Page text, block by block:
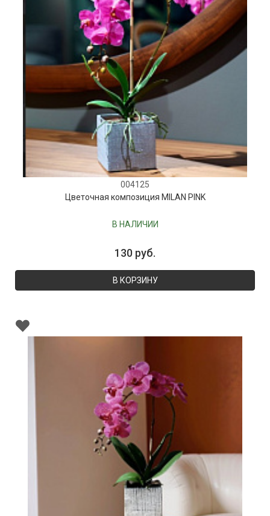
004125
Цветочная композиция MILAN PINK
В НАЛИЧИИ
130 руб.
В КОРЗИНУ